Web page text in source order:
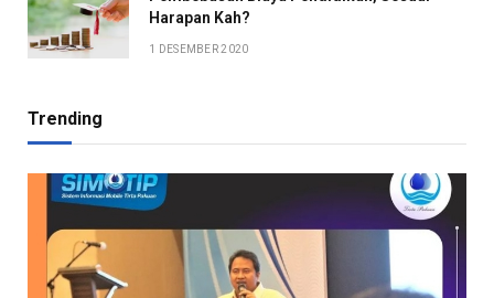
Harapan Kah?
1 DESEMBER 2020
Trending